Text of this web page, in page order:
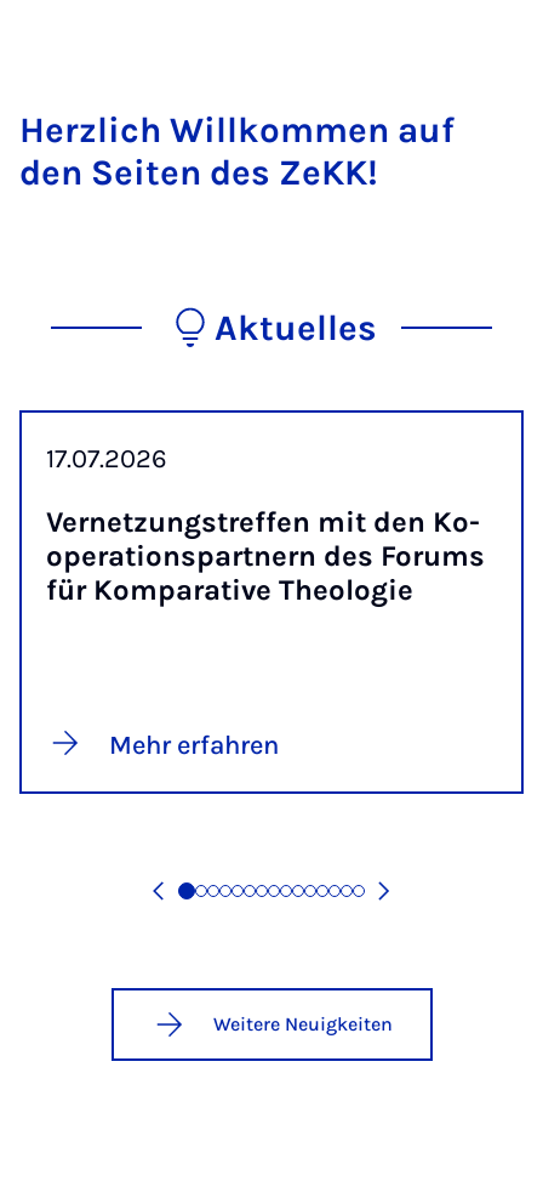
Herzlich Willkommen auf
den Seiten des ZeKK!
Aktuelles
17.07.2026
Ver­net­zungs­tref­fen mit den Ko­
ope­ra­ti­ons­part­nern des Fo­rums
für Kom­pa­ra­ti­ve Theo­lo­gie
Mehr erfahren
Weitere Neuigkeiten